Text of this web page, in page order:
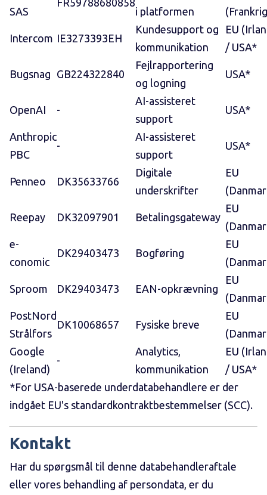
SAS
FR59788680858
i platformen
Intercom IE3273393EH
Kundesupport og
kommunikation
EU
/ USA*
Bugsnag GB224322840
Fejlrapportering
og logning
USA*
OpenAI -
AI-assisteret
support
USA*
Anthropic
PBC
-
AI-assisteret
support
USA*
Penneo DK35633766
Digitale
underskrifter
EU
Reepay DK32097901 Betalingsgateway
EU
e-
conomic
DK29403473 Bogføring
EU
Sproom DK29403473 EAN-opkrævning
EU
PostNord
Strålfors
DK10068657 Fysiske breve
EU
Google
(Ireland)
-
Analytics,
kommunikation
EU
/ USA*
*For USA-baserede underdatabehandlere er der
indgået EU's standardkontraktbestemmelser (SCC).
Kontakt
Har du spørgsmål til denne databehandleraftale
eller vores behandling af persondata, er du